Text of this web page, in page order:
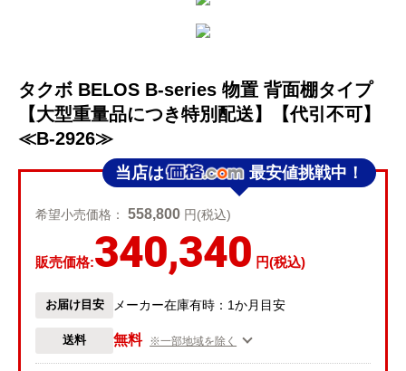
タクボ BELOS B-series 物置 背面棚タイプ
【大型重量品につき特別配送】【代引不可】
≪B-2926≫
当店は 最安値挑戦中！
希望小売価格：558,800 円(税込)
販売価格:340,340 円(税込)
お届け目安 メーカー在庫有時：1か月目安
送料 無料 ※一部地域を除く